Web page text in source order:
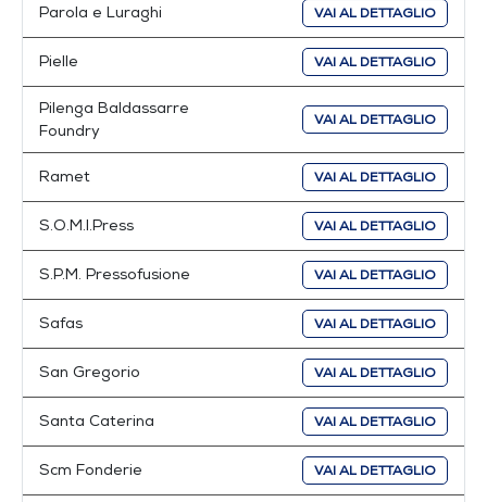
Parola e Luraghi VAI AL DETTAGLIO
Pielle VAI AL DETTAGLIO
Pilenga Baldassarre
Foundry
VAI AL DETTAGLIO
Ramet VAI AL DETTAGLIO
S.O.M.I.Press VAI AL DETTAGLIO
S.P.M. Pressofusione VAI AL DETTAGLIO
Safas VAI AL DETTAGLIO
San Gregorio VAI AL DETTAGLIO
Santa Caterina VAI AL DETTAGLIO
Scm Fonderie VAI AL DETTAGLIO